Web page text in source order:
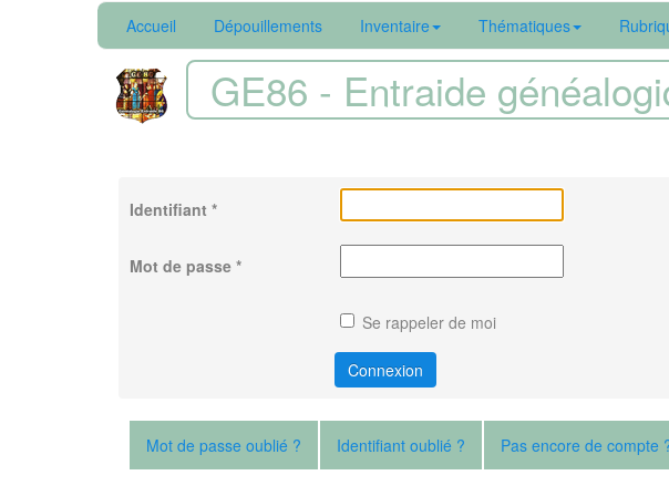
Accueil Dépouillements Inventaire Thématiques
GE86 - Entraide
Identifiant *
Mot de passe *
Se rappeler de moi
Connexion
Mot de passe oublié ? Identifiant oublié ? Pas encore de compte